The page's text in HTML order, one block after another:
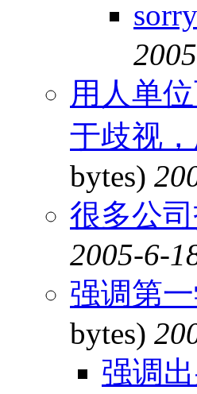
用人单
于歧视
bytes)
很多公
2005-6-
强调第
bytes)
强调